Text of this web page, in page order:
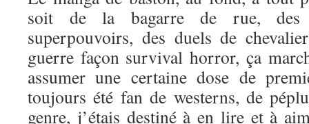
soit de la bagarre de rue, des
superpouvoirs, des duels de
guerre façon survival horror, ça
assumer une certaine dose de
toujours été fan de westerns, de
genre, j’étais destiné à en lire et à